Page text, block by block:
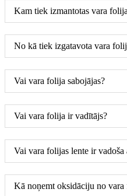
Kam tiek izmantotas vara
No kā tiek izgatavota vara
Vai vara folija sabojājas?
Vai vara folija ir vadītājs?
Vai vara folijas lente ir vadoša
Kā noņemt oksidāciju no vara